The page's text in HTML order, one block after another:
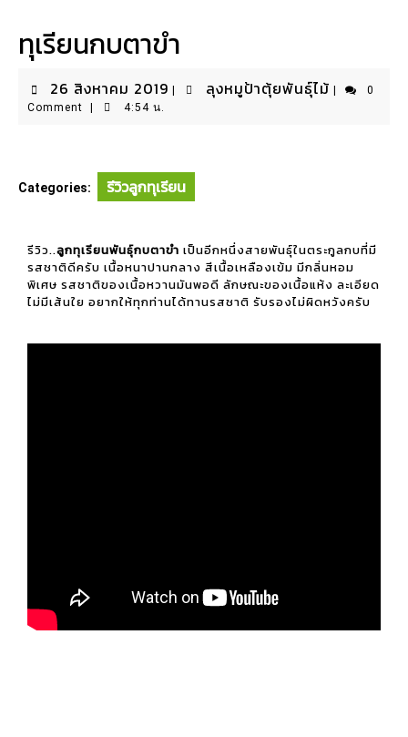
ทุเรียนกบตาขำ
26 สิงหาคม 2019 ลุงหมูป้าตุ้ยพันธุ์ไม้
0
Comment
4:54 น.
Categories: รีวิวลูกทุเรียน
รีวิว..ลูกทุเรียนพันธุ์กบตาขำ เป็นอีกหนึ่งสายพันธุ์ในตระกูลกบที่มี
รสชาติดีครับ เนื้อหนาปานกลาง สีเนื้อเหลืองเข้ม มีกลิ่นหอม
พิเศษ รสชาติของเนื้อหวานมันพอดี ลักษณะของเนื้อแห้ง ละเอียด
ไม่มีเส้นใย อยากให้ทุกท่านได้ทานรสชาติ รับรองไม่ผิดหวังครับ